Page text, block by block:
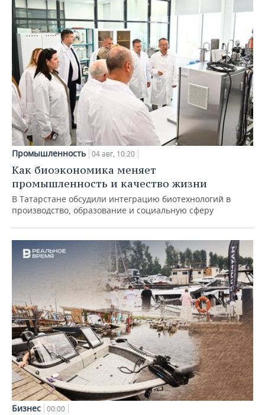
Промышленность 04 авг, 10:20
Как биоэкономика меняет
промышленность и качество жизни
В Татарстане обсудили интеграцию биотехнологий в
производство, образование и социальную сферу
Бизнес 00:00